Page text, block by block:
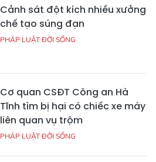
Cảnh sát đột kích nhiều xưởng
chế tạo súng đạn
PHÁP LUẬT ĐỜI SỐNG
Cơ quan CSĐT Công an Hà
Tĩnh tìm bị hại có chiếc xe máy
liên quan vụ trộm
PHÁP LUẬT ĐỜI SỐNG